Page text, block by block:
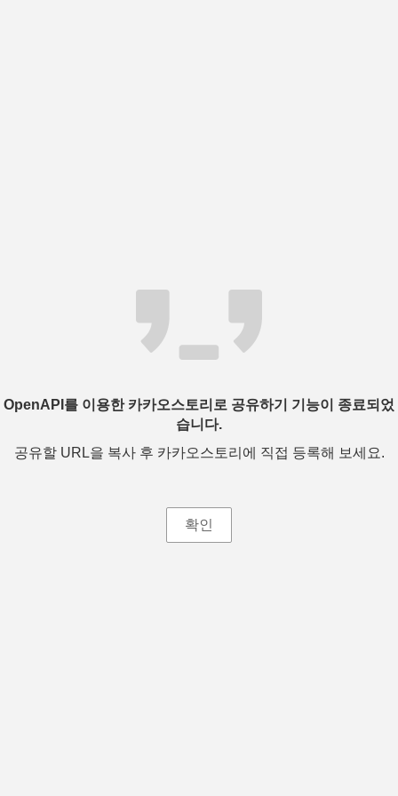
OpenAPI를 이용한 카카오스토리로 공유하기 기능이 종료되었
습니다.
공유할 URL을 복사 후 카카오스토리에 직접 등록해 보세요.
확인